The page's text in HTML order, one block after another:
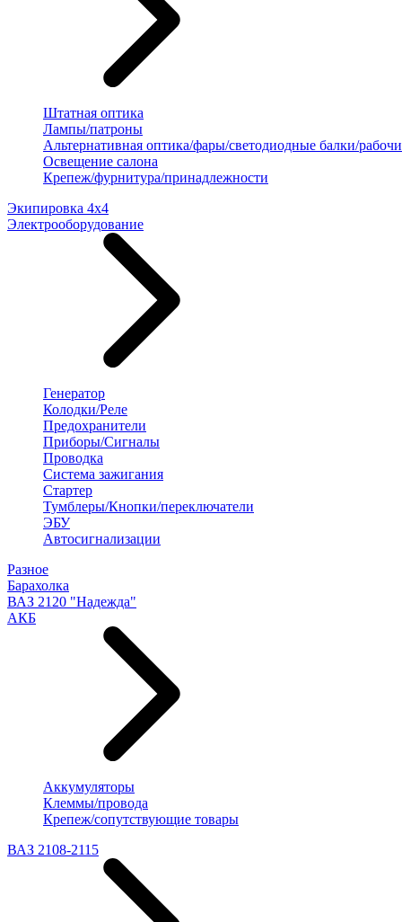
Штатная оптика
Лампы/патроны
Альтернативная оптика/фары/светодиодные балки/
Освещение салона
Крепеж/фурнитура/принадлежности
Экипировка 4х4
Электрооборудование
Генератор
Колодки/Реле
Предохранители
Приборы/Сигналы
Проводка
Система зажигания
Стартер
Тумблеры/Кнопки/переключатели
ЭБУ
Автосигнализации
Разное
Барахолка
ВАЗ 2120 "Надежда"
АКБ
Аккумуляторы
Клеммы/провода
Крепеж/сопутствующие товары
ВАЗ 2108-2115